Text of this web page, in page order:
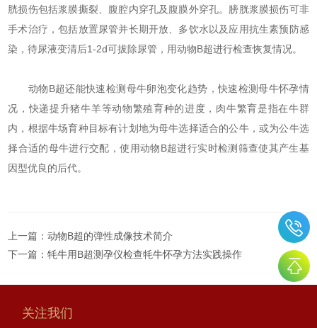
胱损伤包括浆膜撕裂、腹腔内穿孔及腹膜外穿孔。膀胱浆膜损伤可非
手术治疗，包括放置尿管并长期开放、多饮水以及应用抗生素预防感
染，待尿液变清后1-2d可拔除尿管，用动物B超进行检查恢复情况。
动物B超还能快速检测母牛卵泡变化趋势，快速检测母牛怀孕情
况，快递提升猪牛羊等动物繁殖育种的进度，肉牛繁育是指在牛群
内，根据牛场育种目标有计划地为母牛选择适合的公牛，或为公牛选
择合适的母牛进行交配，使用动物B超进行实时检测筛查使其产生基
因型优良的后代。
上一篇：动物B超的弹性成像技术简介
下一篇：牦牛用B超测孕仪检查牦牛怀孕方法实践操作
关注我们